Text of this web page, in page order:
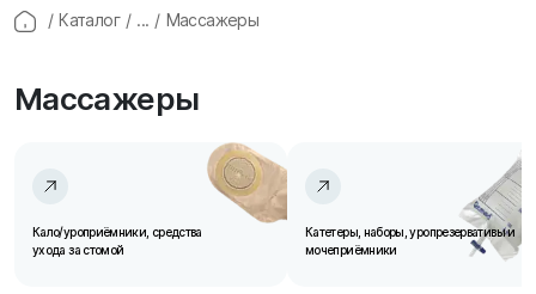
/ Каталог / ... / Массажеры
Массажеры
Кало/уроприёмники, средства
ухода за стомой
Катетеры, наборы, уропрезервативы и
мочеприёмники